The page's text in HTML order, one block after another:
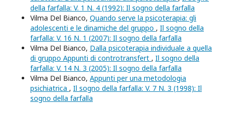
della farfalla: V. 1 N. 4 (1992): Il sogno della farfalla
Vilma Del Bianco, Quando serve la psicoterapia: gli
adolescenti e le dinamiche del gruppo , Il sogno della
farfalla: V. 16 N. 1 (2007): Il sogno della farfalla
Vilma Del Bianco, Dalla psicoterapia individuale a quella
di gruppo Appunti di controtransfert , Il sogno della
farfalla: V. 14 N. 3 (2005): Il sogno della farfalla
Vilma Del Bianco, Appunti per una metodologia
psichiatrica , Il sogno della farfalla: V. 7 N. 3 (1998): Il
sogno della farfalla